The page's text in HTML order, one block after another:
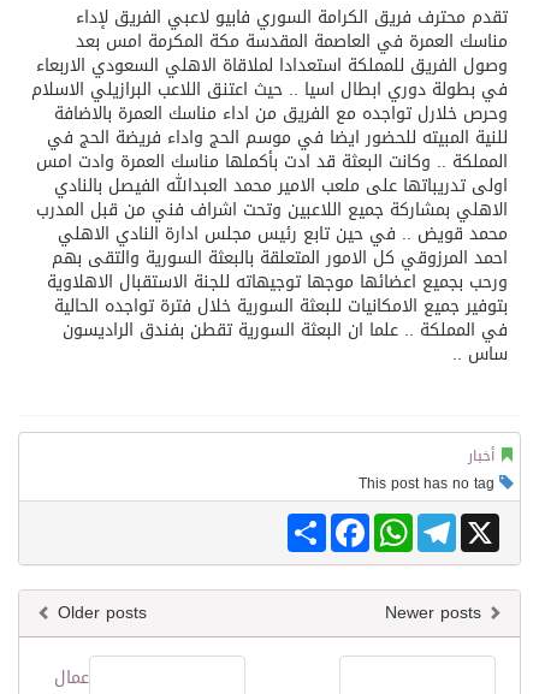
ثلة من الضابطات في الجييش الكويتي
كسوة الكعبة تعتلي البيت العتيق
“سبيس إكس” تطلق 24 قمرًا صناعيًا جديدًا إلى الفضاء
تقدم محترف فريق الكرامة السوري فابيو لاعبي الفريق لإداء
مناسك العمرة في العاصمة المقدسة مكة المكرمة امس بعد
وصول الفريق للمملكة استعدادا لملاقاة الاهلي السعودي الاربعاء
في بطولة دوري ابطال اسيا .. حيث اعتنق اللاعب البرازيلي الاسلام
وحرص خلارل تواجده مع الفريق من اداء مناسك العمرة بالاضافة
للنية المبيته للحضور ايضا في موسم الحج واداء فريضة الحج في
المملكة .. وكانت البعثة قد ادت بأكملها مناسك العمرة وادت امس
اولى تدريباتها على ملعب الامير محمد العبدالله الفيصل بالنادي
الاهلي بمشاركة جميع اللاعبين وتحت اشراف فني من قبل المدرب
محمد قويض .. في حين تابع رئيس مجلس ادارة النادي الاهلي
احمد المرزوقي كل الامور المتعلقة بالبعثة السورية والتقى بهم
ورحب بجميع اعضائها موجها توجيهاته للجنة الاستقبال الاهلاوية
بتوفير جميع الامكانيات للبعثة السورية خلال فترة تواجده الحالية
في المملكة .. علما ان البعثة السورية تقطن بفندق الراديسون
ساس ..
أخبار
Share
FacebookWhatsAppTelegram X
Older posts
عمال